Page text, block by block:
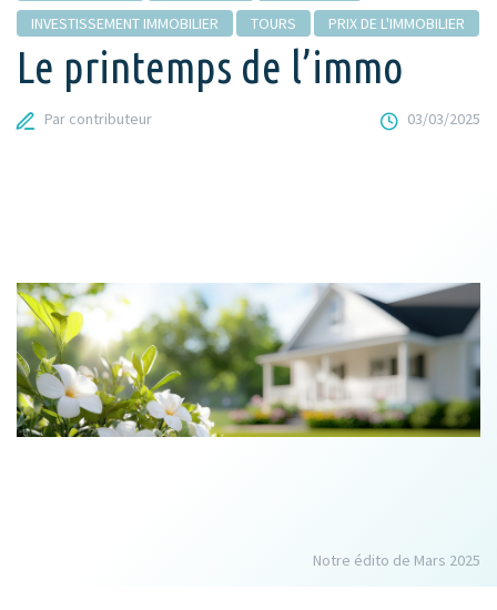
INVESTISSEMENT IMMOBILIER
TOURS PRIX DE L'IMMOBILIER
Le printemps de l’immo
Par contributeur 03/03/2025
Notre édito de Mars 2025